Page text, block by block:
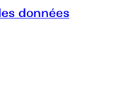
données